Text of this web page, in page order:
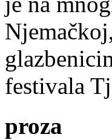
festivala
proza